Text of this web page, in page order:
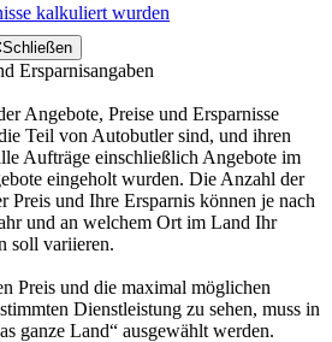
kalkuliert wurden
Schließen
Ersparnisangaben
Angebote, Preise und Ersparnisse
Teil von Autobutler sind, und ihren
Aufträge einschließlich Angebote im
eingeholt wurden. Die Anzahl der
und Ihre Ersparnis können je nach
und an welchem Ort im Land Ihr
soll variieren.
Preis und die maximal möglichen
Dienstleistung zu sehen, muss in
ganze Land“ ausgewählt werden.